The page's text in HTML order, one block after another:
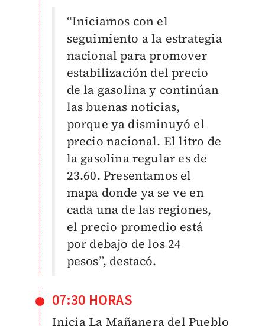
“Iniciamos con el
seguimiento a la estrategia
nacional para promover
estabilización del precio
de la gasolina y continúan
las buenas noticias,
porque ya disminuyó el
precio nacional. El litro de
la gasolina regular es de
23.60. Presentamos el
mapa donde ya se ve en
cada una de las regiones,
el precio promedio está
por debajo de los 24
pesos”, destacó.
07:30 HORAS
Inicia La Mañanera del Pueblo